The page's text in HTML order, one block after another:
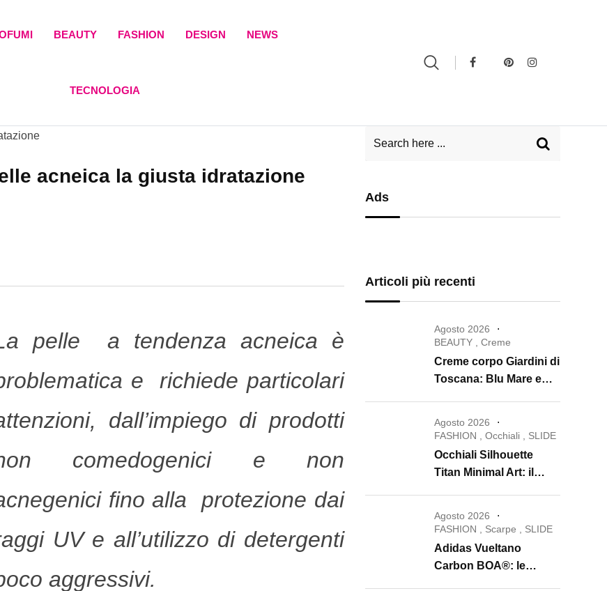
BEAUTY FASHION DESIGN NEWS
TECNOLOGIA
acneica la giusta idratazione
pelle a tendenza acneica è
e richiede particolari
dall’impiego di prodotti
comedogenici e non
fino alla protezione dai
UV e all’utilizzo di detergenti
aggressivi.
Ads
Articoli più recenti
Agosto 2026
BEAUTY
Creme
Creme corpo Giardini di
Toscana: Blu Mare e
di lusso
Agosto 2026
FASHION
Occhiali SLIDE
Occhiali Silhouette
Titan Minimal Art: il
conquista il 2026
Agosto 2026
FASHION
Scarpe SLIDE
Adidas Vueltano
Carbon BOA®: le